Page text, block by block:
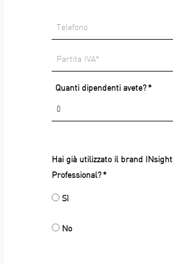
Telefono
Partita
IVA
Quanti dipendenti avete?
Hai già utilizzato il brand INsight
Professional?
Sì
No